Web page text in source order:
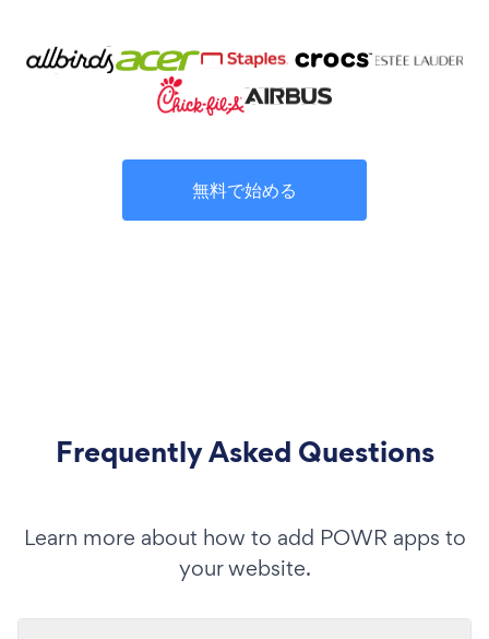
無料で始める
Frequently Asked Questions
Learn more about how to add POWR apps to
your website.